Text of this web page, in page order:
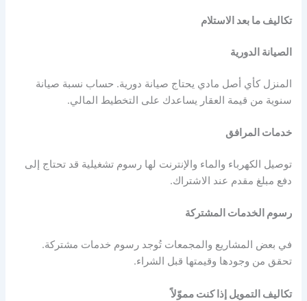
تكاليف ما بعد الاستلام
الصيانة الدورية
المنزل كأي أصل مادي يحتاج صيانة دورية. حساب نسبة صيانة
سنوية من قيمة العقار يساعدك على التخطيط المالي.
خدمات المرافق
توصيل الكهرباء والماء والإنترنت لها رسوم تشغيلية قد تحتاج إلى
دفع مبلغ مقدم عند الاشتراك.
رسوم الخدمات المشتركة
في بعض المشاريع والمجمعات تُوجد رسوم خدمات مشتركة.
تحقق من وجودها وقيمتها قبل الشراء.
تكاليف التمويل إذا كنت مموّلاً